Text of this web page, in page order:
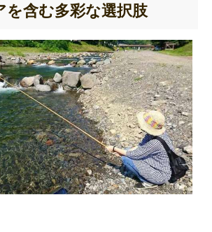
を含む多彩な選択肢